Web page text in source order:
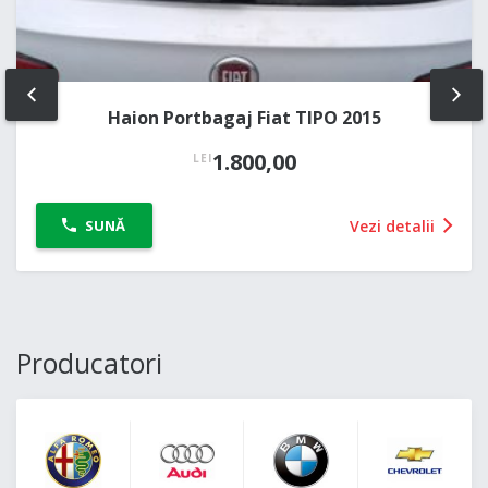
Haion Portbagaj Fiat TIPO 2015
LEI1.800,00
SUNĂ Vezi detalii
PREV
Producatori